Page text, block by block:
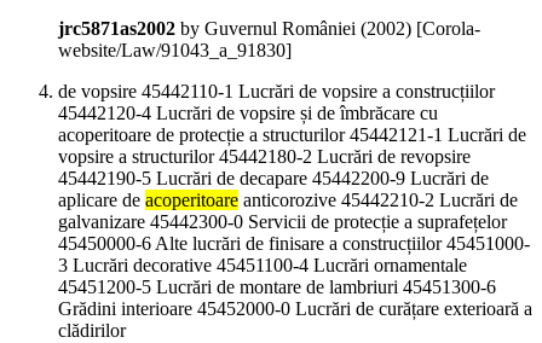
jrc5871as2002 by Guvernul României (2002) [Corola-
website/Law/91043_a_91830]
de vopsire 45442110-1 Lucrări de vopsire a construcțiilor
45442120-4 Lucrări de vopsire și de îmbrăcare cu
acoperitoare de protecție a structurilor 45442121-1 Lucrări de
vopsire a structurilor 45442180-2 Lucrări de revopsire
45442190-5 Lucrări de decapare 45442200-9 Lucrări de
aplicare de acoperitoare anticorozive 45442210-2 Lucrări de
galvanizare 45442300-0 Servicii de protecție a suprafețelor
45450000-6 Alte lucrări de finisare a construcțiilor 45451000-
3 Lucrări decorative 45451100-4 Lucrări ornamentale
45451200-5 Lucrări de montare de lambriuri 45451300-6
Grădini interioare 45452000-0 Lucrări de curățare exterioară a
clădirilor